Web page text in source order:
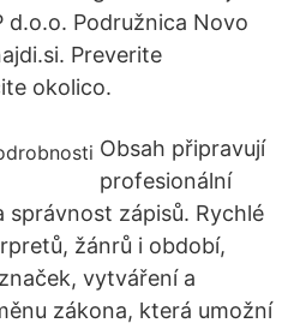
d.o.o. Podružnica Novo
Preverite
okolico.
Obsah připravují
profesionální
zápisů. Rychlé
žánrů i období,
vytváření a
zákona, která umožní